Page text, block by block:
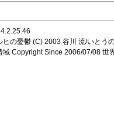
ヒの憂鬱 (C) 2003 谷川 流/いとう
域 Copyright Since 2006/07/08 世